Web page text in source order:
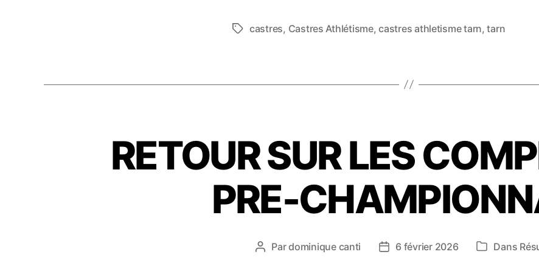
Étiquettes
castres, Castres Athlétisme,castres athletisme tarn,tarn
RETOUR SUR LES
PRE-
Auteur
Pardominique canti
Date6 février 2026 Catégories
Dans